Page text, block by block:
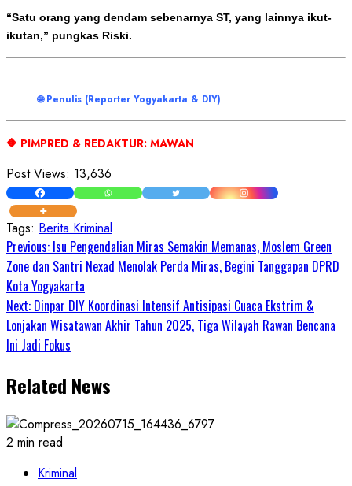
“Satu orang yang dendam sebenarnya ST, yang lainnya ikut-
ikutan,” pungkas Riski.
🌐 Penulis (Reporter Yogyakarta & DIY)
🔶️ PIMPRED & REDAKTUR: MAWAN
Post Views: 13,636
Tags: Berita Kriminal
Continue
Reading
Previous: Isu Pengendalian Miras Semakin Memanas, Moslem Green
Zone dan Santri Nexad Menolak Perda Miras, Begini Tanggapan DPRD
Kota Yogyakarta
Next: Dinpar DIY Koordinasi Intensif Antisipasi Cuaca Ekstrim &
Lonjakan Wisatawan Akhir Tahun 2025, Tiga Wilayah Rawan Bencana
Ini Jadi Fokus
Related News
2 min read
Kriminal